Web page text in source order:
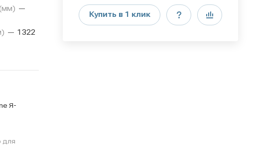
Купить в 1 клик
—
— 1322
Я-
для